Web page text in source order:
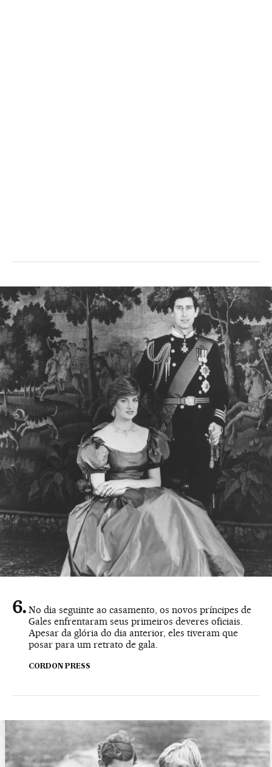
No dia seguinte ao casamento, os novos príncipes de
Gales enfrentaram seus primeiros deveres oficiais.
Apesar da glória do dia anterior, eles tiveram que
posar para um retrato de gala.
CORDON PRESS